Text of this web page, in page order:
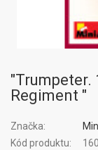
"Trumpeter.
Regiment "
Značka:
Kód produktu: